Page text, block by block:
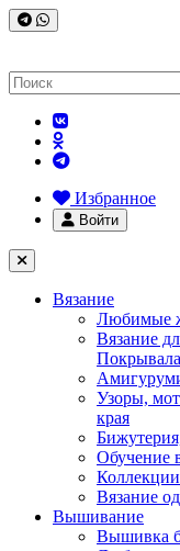
Избранное
Войти
Вязание
Любимые
Вязание
Узоры,
края
Обучение
Вязание
Вышивание
Вышивка